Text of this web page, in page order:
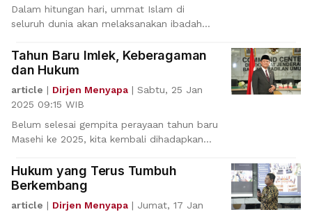
Dalam hitungan hari, ummat Islam di
seluruh dunia akan melaksanakan ibadah
Tahun Baru Imlek, Keberagaman
dan Hukum
article | Dirjen Menyapa | Sabtu, 25 Jan
2025 09:15 WIB
Belum selesai gempita perayaan tahun baru
Masehi ke 2025, kita kembali dihadapkan
Hukum yang Terus Tumbuh
Berkembang
article | Dirjen Menyapa | Jumat, 17 Jan